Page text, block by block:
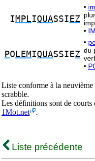
I MPLIQUASSI EZ
•
•
PO LEMIQUASSIEZ
•
du
•
Liste conforme à la
scrabble.
Les définitions sont de courts
1Mot.net
.
Liste précédente